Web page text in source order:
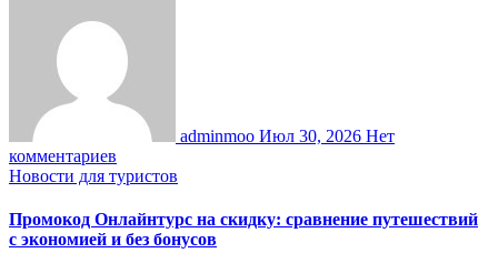
adminmoo Июл 30, 2026 Нет
комментариев
Новости для туристов
Промокод Онлайнтурс на скидку: сравнение путешествий
с экономией и без бонусов